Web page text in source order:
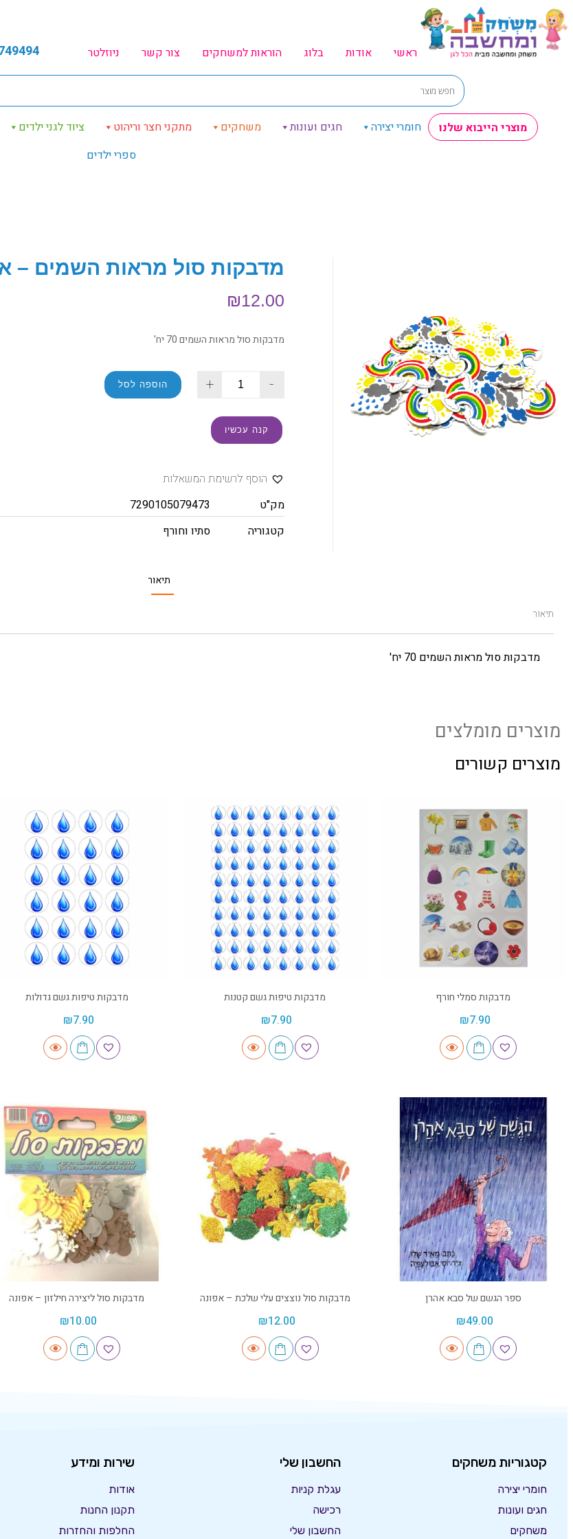
ראשי אודות בלוג הוראות למשחקים צור קשר ניוזלטר
מוצרי הייבוא שלנו חומרי יצירה חגים ועונות משחקים מתקני חצר וריהוט ציוד לגני ילדים
ספרי ילדים
מדבקות סול מראות השמים –
₪12.00
מדבקות סול מראות השמים 70 יח'
-
+ הוספה לסל
קנה עכשיו
הוסף לרשימת המשאלות
מק"ט
7290105079473
קטגוריה
סתיו וחורף
תיאור
תיאור
מדבקות סול מראות השמים 70 יח'
מוצרים מומלצים
מוצרים קשורים
מדבקות סמלי חורף
₪7.90
מדבקות טיפות גשם קטנות
₪7.90
מדבקות טיפות גשם גדולות
₪7.90
ספר הגשם של סבא אהרן
₪49.00
מדבקות סול נוצצים עלי שלכת – אפונה
₪12.00
מדבקות סול ליצירה חילזון – אפונה
₪10.00
קטגוריות משחקים
חומרי יצירה
חגים ועונות
משחקים
החשבון שלי
עגלת קניות
רכישה
החשבון שלי
שירות ומידע
אודות
תקנון החנות
החלפות והחזרות